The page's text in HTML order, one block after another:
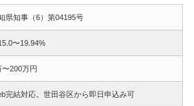
県知事（6）第04195号
〜19.94%
〜200万円
完結対応。世田谷区から即日申込み可